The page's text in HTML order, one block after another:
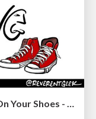
Public Speaking Without Barfing On Your Shoes - THAT 2023